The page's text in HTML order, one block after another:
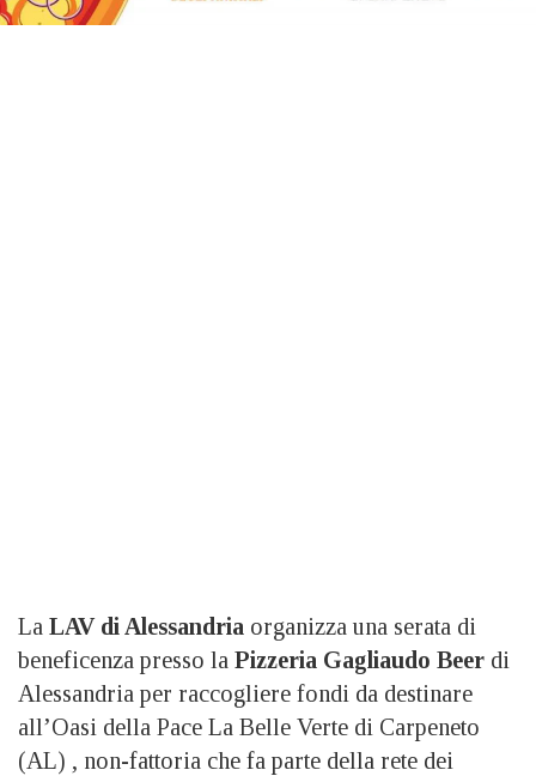
La LAV di Alessandria organizza una serata di
beneficenza presso la Pizzeria Gagliaudo Beer di
Alessandria per raccogliere fondi da destinare
all’Oasi della Pace La Belle Verte di Carpeneto
(AL) , non-fattoria che fa parte della rete dei